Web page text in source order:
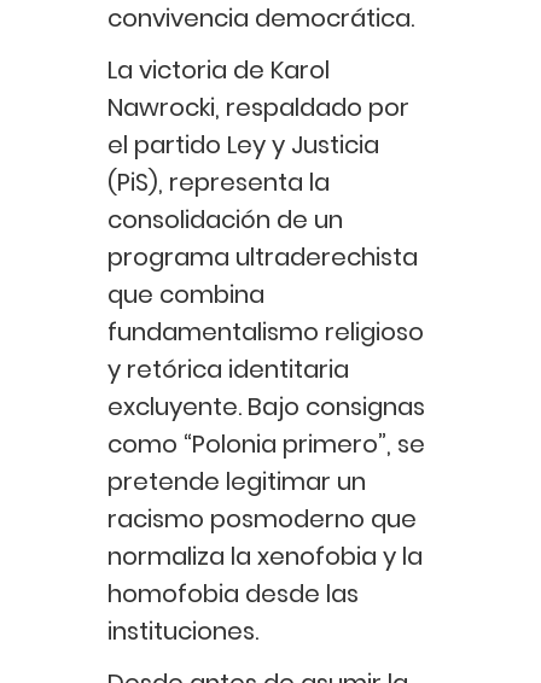
convivencia democrática.
La victoria de Karol
Nawrocki, respaldado por
el partido Ley y Justicia
(PiS), representa la
consolidación de un
programa ultraderechista
que combina
fundamentalismo religioso
y retórica identitaria
excluyente. Bajo consignas
como “Polonia primero”, se
pretende legitimar un
racismo posmoderno que
normaliza la xenofobia y la
homofobia desde las
instituciones.